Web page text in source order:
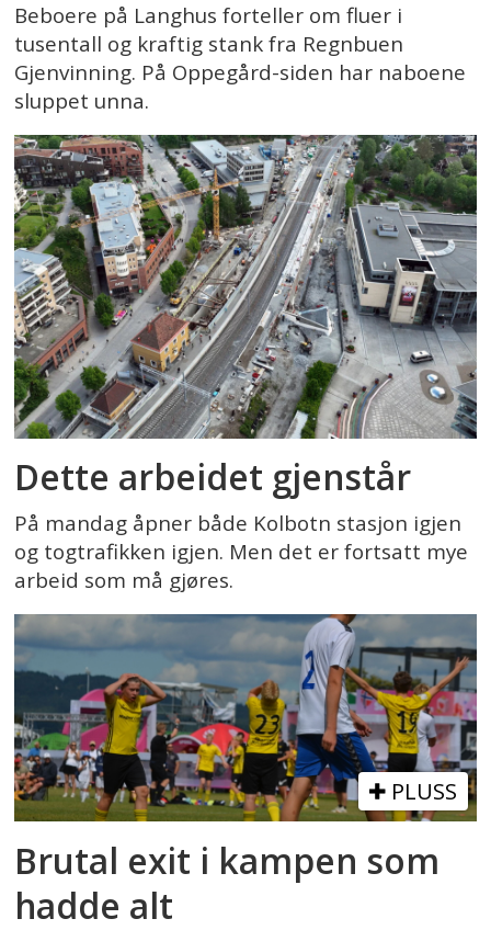
Beboere på Langhus forteller om fluer i
tusentall og kraftig stank fra Regnbuen
Gjenvinning. På Oppegård-siden har naboene
sluppet unna.
Dette arbeidet gjenstår
På mandag åpner både Kolbotn stasjon igjen
og togtrafikken igjen. Men det er fortsatt mye
arbeid som må gjøres.
PLUSS
Brutal exit i kampen som
hadde alt